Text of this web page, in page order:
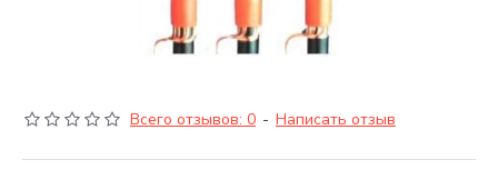
Всего отзывов: 0 - Написать отзыв